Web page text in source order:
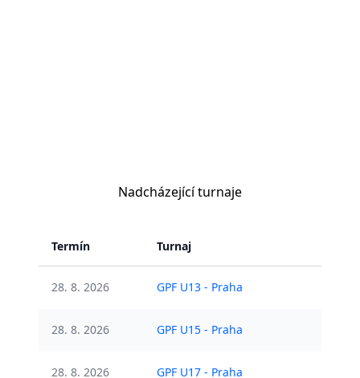
Nadcházející turnaje
Termín Turnaj
28. 8. 2026 GPF U13 - Praha
28. 8. 2026 GPF U15 - Praha
28. 8. 2026 GPF U17 - Praha